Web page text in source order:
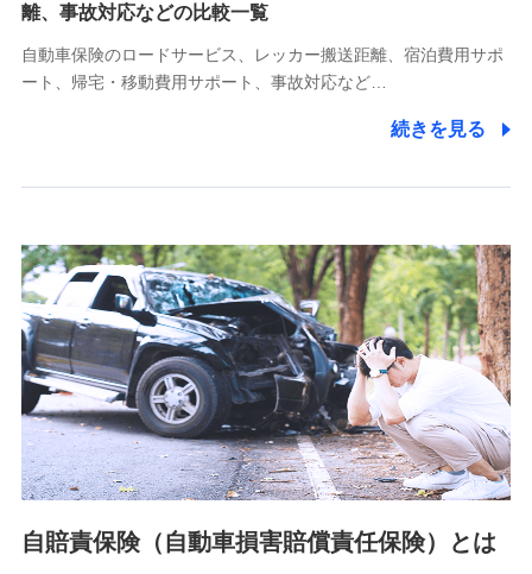
受託業務の遂行およびこれらに準ずる業務の遂行のため
11.マイカー通勤管理クラウド並びに法人向けASPサー
をお送りするため
分析するため
当社の対応品質向上やお問い合わせ内容の正確な把握のため
個人情報保護管理者の職名、連絡先
株式会社ドコモ・インシュアランス 営業部長
〒103-0013 東京都中央区日本橋人形町2-14-10 アーバン
ネット日本橋ビル 3F
株式会社ドコモ・インシュアランス
個人情報の第三者提供について
除き、第三者に提供いたしません。
離、事故対応などの比較一覧
自動車保険のロードサービス、レッカー搬送距離、宿泊費用サポ
ート、帰宅・移動費用サポート、事故対応など…
続きを見る
自賠責保険（自動車損害賠償責任保険）とは